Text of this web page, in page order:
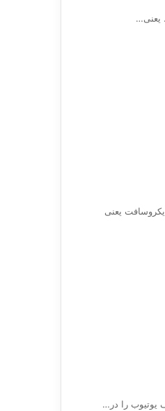
مایکروسافت یعنی
یوتیوب را در…